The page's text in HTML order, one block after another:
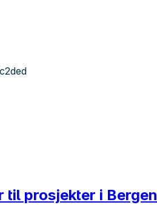
til prosjekter i Bergen